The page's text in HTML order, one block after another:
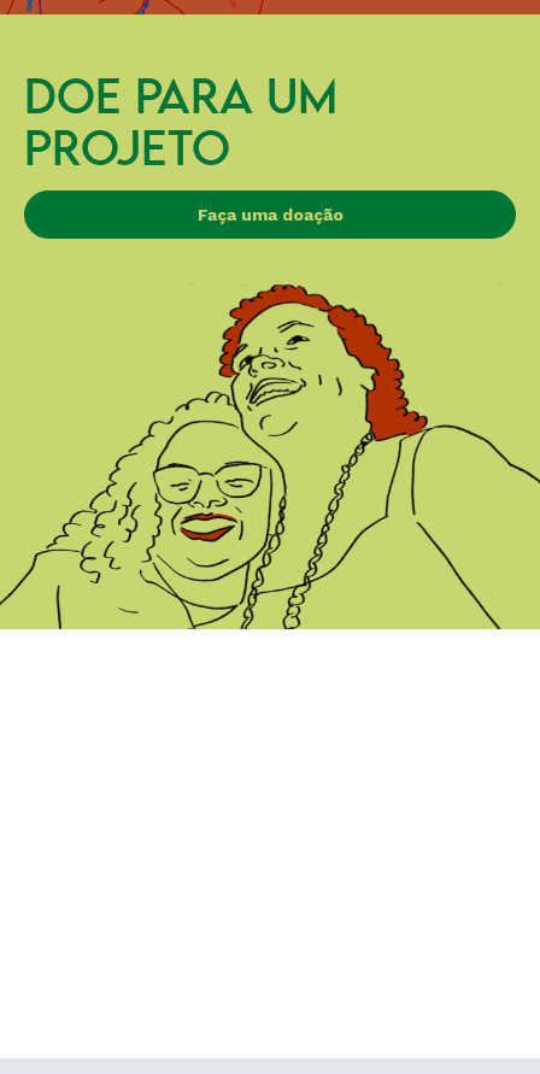
DOE PARA UM
PROJETO
Faça uma doação